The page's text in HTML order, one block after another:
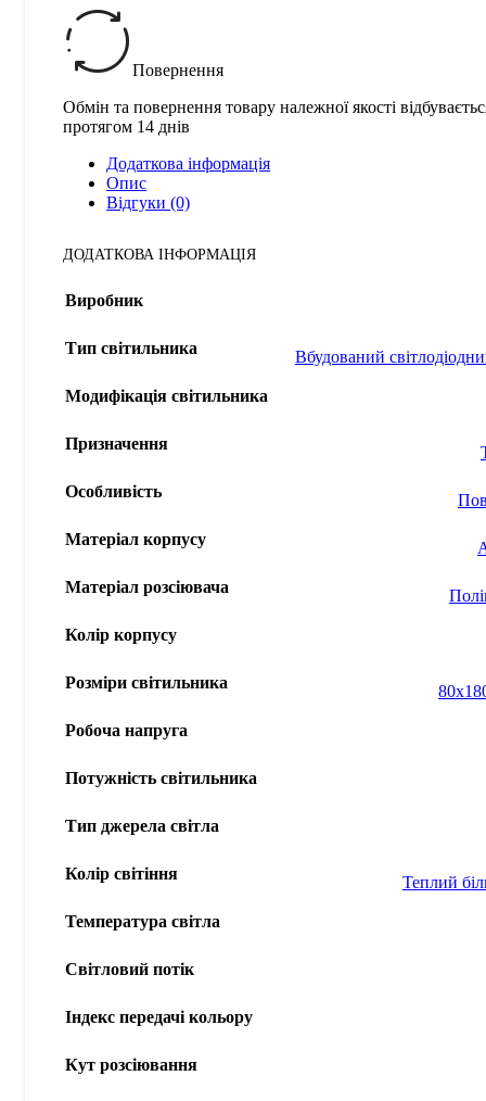
Повернення
Обмін та повернення товару належної якості
протягом 14 днів
Додаткова інформація
Опис
Відгуки (0)
ДОДАТКОВА ІНФОРМАЦІЯ
Виробник
Тип світильника Вбудований
Модифікація світильника
Призначення
Особливість
Матеріал корпусу
Матеріал розсіювача
Колір корпусу
Розміри світильника
Робоча напруга
Потужність світильника
Тип джерела світла
Колір світіння Теплий
Температура світла
Світловий потік
Індекс передачі кольору
Кут розсіювання